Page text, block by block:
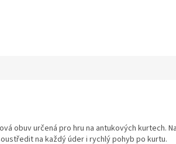
obuv určená pro hru na antukových kurtech.
na každý úder i rychlý pohyb po kurtu.